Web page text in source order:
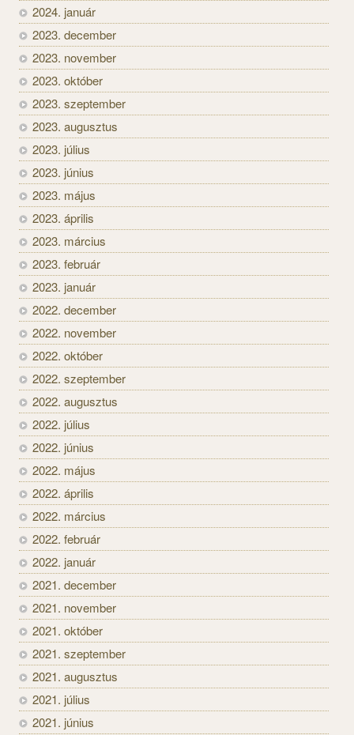
2024. január
2023. december
2023. november
2023. október
2023. szeptember
2023. augusztus
2023. július
2023. június
2023. május
2023. április
2023. március
2023. február
2023. január
2022. december
2022. november
2022. október
2022. szeptember
2022. augusztus
2022. július
2022. június
2022. május
2022. április
2022. március
2022. február
2022. január
2021. december
2021. november
2021. október
2021. szeptember
2021. augusztus
2021. július
2021. június